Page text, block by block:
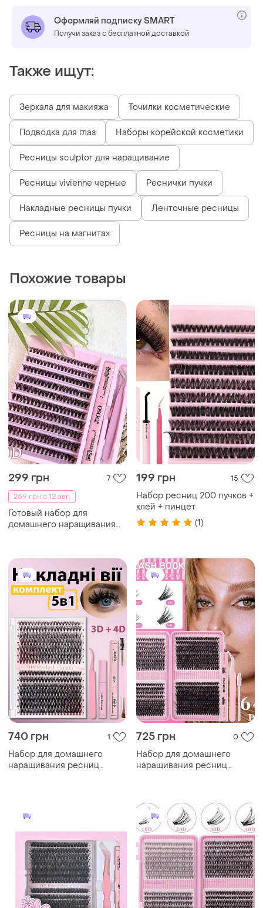
Оформляй подписку SMART
Получи заказ с бесплатной доставкой
Также ищут:
Зеркала для макияжа Точилки косметические
Подводка для глаз Наборы корейской косметики
Ресницы sculptor для наращивание
Ресницы vivienne черные Реснички пучки
Накладные ресницы пучки Ленточные ресницы
Ресницы на магнитах
Похожие товары
299 грн
7
269 грн с 12 авг.
Готовый набор для
домашнего наращивания
199 грн 15
Набор ресниц 200 пучков +
клей + пинцет
(1)
740 грн 1
Набор для домашнего
наращивания ресниц
725 грн 0
Набор для домашнего
наращивания ресниц
ремувер